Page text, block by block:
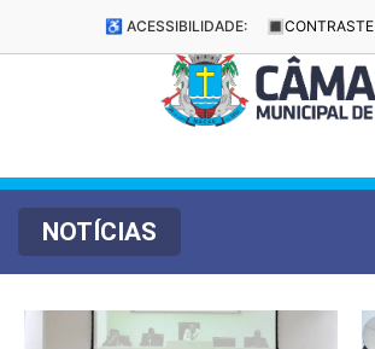
♿ ACESSIBILIDADE: 🔳 CONTRASTE
NOTÍCIAS